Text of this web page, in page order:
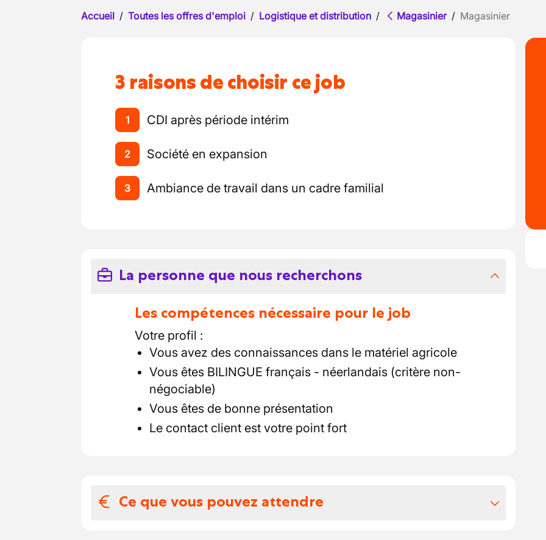
Accueil / Toutes les offres d'emploi / Logistique et distribution / Magasinier / Magasinier
3 raisons de choisir ce job
1 CDI après période intérim
2 Société en expansion
3 Ambiance de travail dans un cadre familial
La personne que nous recherchons
Les compétences nécessaire pour le job
Votre profil :
Vous avez des connaissances dans le matériel agricole
Vous êtes BILINGUE français - néerlandais (critère non-
négociable)
Vous êtes de bonne présentation
Le contact client est votre point fort
Ce que vous pouvez attendre